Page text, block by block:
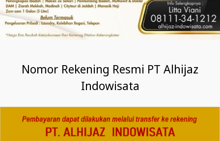
Nomor Rekening Resmi PT Alhijaz
Indowisata